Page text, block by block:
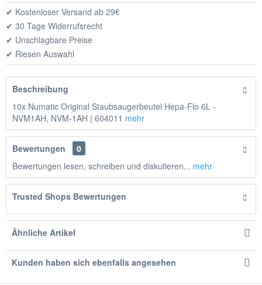
✔ Kostenloser Versand ab 29€
✔ 30 Tage Widerrufsrecht
✔ Unschlagbare Preise
✔ Riesen Auswahl
Beschreibung
10x Numatic Original Staubsaugerbeutel Hepa-Flo 6L -
NVM1AH, NVM-1AH | 604011 mehr
Bewertungen
0
Bewertungen lesen, schreiben und diskutieren... mehr
Trusted Shops Bewertungen
Ähnliche Artikel
Kunden haben sich ebenfalls angesehen